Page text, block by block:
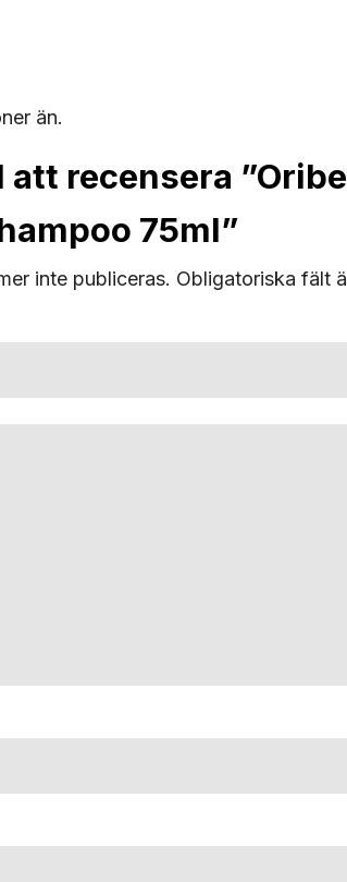
än.
att recensera
75ml”
inte publiceras. Obligatoriska fält